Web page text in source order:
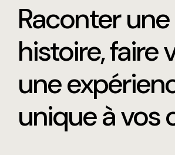
Raconter une
histoire, faire
une
unique à vos